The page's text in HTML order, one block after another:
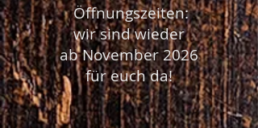
​ Öffnungszeiten:
wir sind wieder
ab November 2026
für euch da!